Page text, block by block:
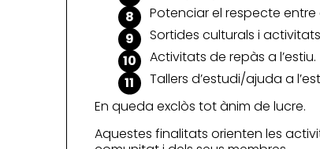
Potenciar el respecte
Sortides culturals i
Activitats de repàs a l’estiu.
Tallers d’estudi/ajuda a
En queda exclòs tot ànim de lucre.
Aquestes finalitats orienten les